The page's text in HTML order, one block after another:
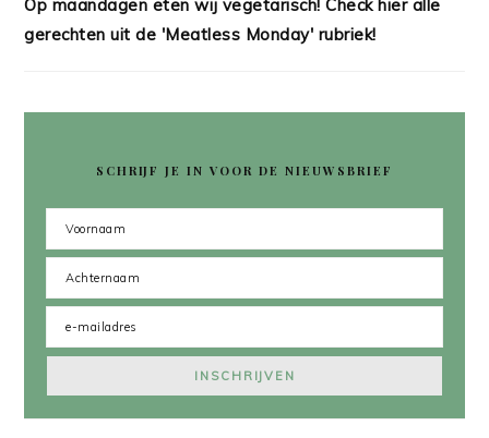
Op maandagen eten wij vegetarisch! Check hier alle
gerechten uit de 'Meatless Monday' rubriek!
SCHRIJF JE IN VOOR DE NIEUWSBRIEF